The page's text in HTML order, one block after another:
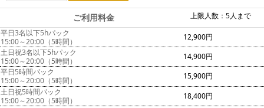
上限人数：5人まで
ご利用料金
平日3名以下5hパック
15:00～20:00（5時間）
12,900円
土日祝3名以下5hパック
15:00～20:00（5時間）
14,900円
平日5時間パック
15:00～20:00（5時間）
15,900円
土日祝5時間パック
15:00～20:00（5時間）
18,400円